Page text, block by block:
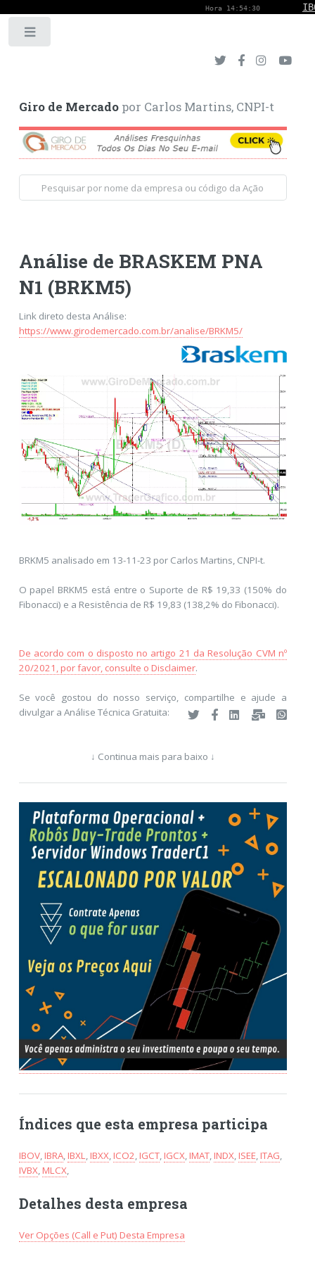
Giro de Mercadopor Carlos Martins, CNPI-t
Análise de BRASKEM PNA
N1 (BRKM5)
Link direto desta Análise:
https://www.girodemercado.com.br/analise/BRKM5/
BRKM5 analisado em 13-11-23 por Carlos Martins, CNPI-t.
O papel BRKM5 está entre o Suporte de R$ 19,33 (150% do
Fibonacci) e a Resistência de R$ 19,83 (138,2% do Fibonacci).
De acordo com o disposto no artigo 21 da Resolução CVM nº
20/2021, por favor, consulte o Disclaimer.
Se você gostou do nosso serviço, compartilhe e ajude a
divulgar a Análise Técnica Gratuita:
↓ Continua mais para baixo ↓
Índices que esta empresa participa
IBOV, IBRA, IBXL IBXX ICO2 IGCT, IGCX IMAT, INDX ISEE ITAG
IVBX MLCX
Detalhes desta empresa
Ver Opções (Call e Put) Desta Empresa